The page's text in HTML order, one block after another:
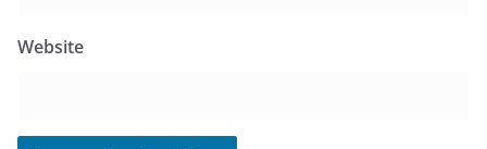
Website